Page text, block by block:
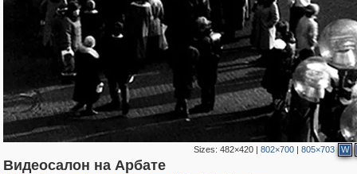
Sizes:482×420 |802×700 |805×703 W
Видеосалон на Арбате
1,407,779 29,263
319,968 8,295
160,055 5,920